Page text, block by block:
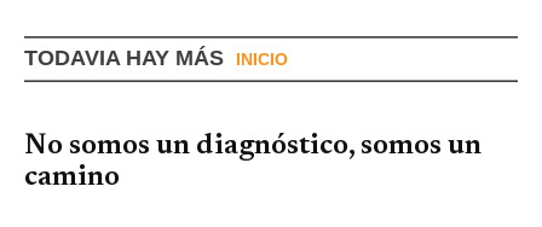
TODAVIA HAY MÁS INICIO
No somos un diagnóstico, somos un
camino